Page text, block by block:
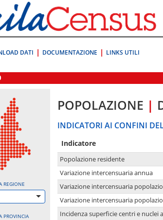
DATI DOCUMENTAZIONE LINKS UTILI
REGIONE
PROVINCIA
POPOLAZIONE |
INDICATORI AI CONFINI
Indicatore
Popolazione residente
Variazione intercensuaria annua
Variazione intercensuaria
Variazione intercensuaria
Incidenza superficie centri e nuclei